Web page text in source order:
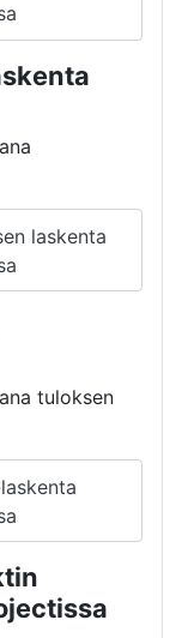
laskenta
tuloksen